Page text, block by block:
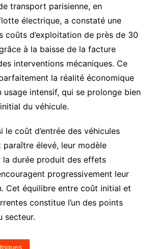
transport parisienne, en
électrique, a constaté une
coûts d’exploitation de près de 30
à la baisse de la facture
interventions mécaniques. Ce
la réalité économique
usage intensif, qui se prolonge bien
du véhicule.
le coût d’entrée des véhicules
élevé, leur modèle
la durée produit des effets
progressivement leur
Cet équilibre entre coût initial et
constitue l’un des points
secteur.